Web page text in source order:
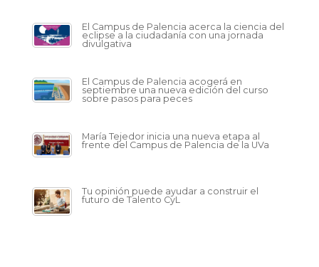
El Campus de Palencia acerca la ciencia del
eclipse a la ciudadanía con una jornada
divulgativa
El Campus de Palencia acogerá en
septiembre una nueva edición del curso
sobre pasos para peces
María Tejedor inicia una nueva etapa al
frente del Campus de Palencia de la UVa
Tu opinión puede ayudar a construir el
futuro de Talento CyL